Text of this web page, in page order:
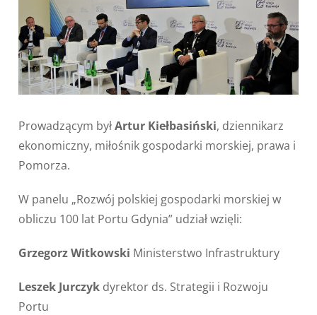
Prowadzącym byłArtur Kiełbasiński, dziennikarz
ekonomiczny, miłośnik gospodarki morskiej, prawa i
Pomorza.
W panelu „Rozwój polskiej gospodarki morskiej w
obliczu 100 lat Portu Gdynia” udział wzięli:
Grzegorz Witkowski Ministerstwo Infrastruktury
Leszek Jurczyk dyrektor ds. Strategii i Rozwoju
Portu